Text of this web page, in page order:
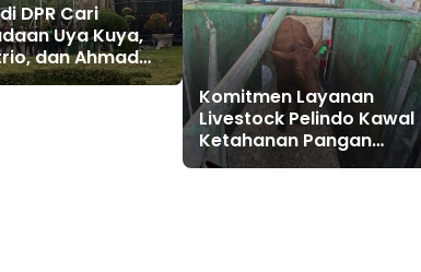
DPR Cari
Uya Kuya,
dan Ahmad
Mana Pejabat
Komitmen Layanan
Livestock Pelindo Kawal
Ketahanan Pangan
Nasional